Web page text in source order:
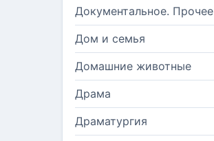
Документальное. Прочее
Дом и семья
Домашние животные
Драма
Драматургия